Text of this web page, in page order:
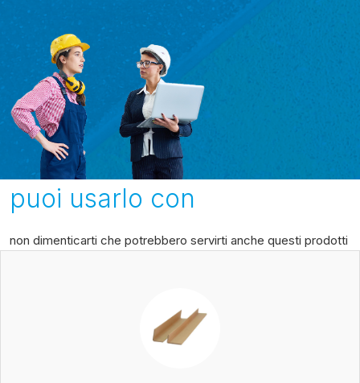
puoi usarlo con
non dimenticarti che potrebbero servirti anche questi prodotti